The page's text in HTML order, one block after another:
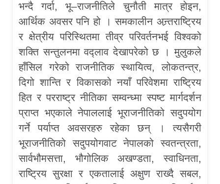
भन्दै गर्दा, भू–राजनीतिले चुनौती मात्र होइन,
आर्थिक अवसर पनि हो । समकालीन अन्र्तराष्ट्रिय
र क्षेत्रीय परिस्थितमा तीव्र परिवर्तनभई विश्वको
शक्ति सन्तुलनमा वद्लाव देखापरेको छ । मुलुकले
हाँसिल गरेको राजनीतिक स्थायित्व, लोकतन्त्र,
दिगो शान्ति र विकासको नयाँ परिवेशमा राष्ट्रिय
हित र परराष्ट्र नीतिका सम्वन्ध्मा स्पष्ट मार्गदर्शन
प्राप्त भएकाले नेपाललाई भूराजनीतिको सदुपयोग
गर्ने पर्याप्त अवसरहरु रहेका छन् । त्यसैगरी
भूराजनीतिको सदुपयोगवाट नेपालको स्वतन्त्रता,
सार्वभौमसत्ता, भौगोलिक अखण्डता, स्वाधिनता,
राष्ट्रिय सुरक्षा र एकतालाई अक्षुण राख्दै सबल,